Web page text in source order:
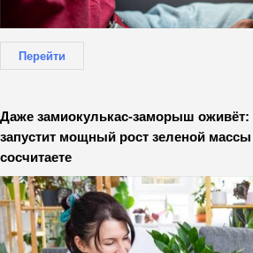
Перейти
Даже замиокулькас-заморыш оживёт:
запустит мощный рост зеленой
сосчитаете